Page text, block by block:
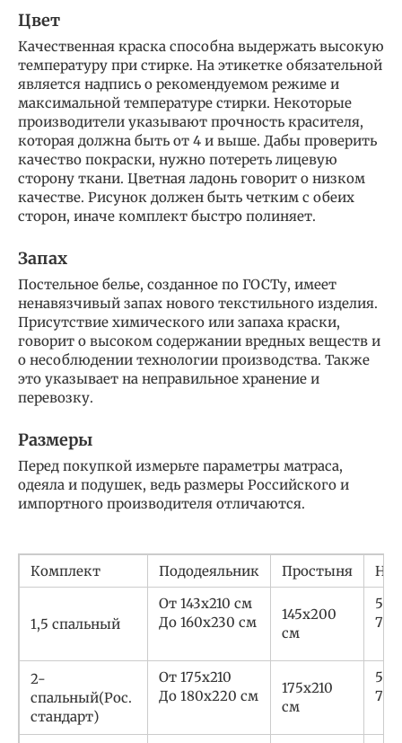
Цвет
Качественная краска способна выдержать высокую
температуру при стирке. На этикетке обязательной
является надпись о рекомендуемом режиме и
максимальной температуре стирки. Некоторые
производители указывают прочность красителя,
которая должна быть от 4 и выше. Дабы проверить
качество покраски, нужно потереть лицевую
сторону ткани. Цветная ладонь говорит о низком
качестве. Рисунок должен быть четким с обеих
сторон, иначе комплект быстро полиняет.
Запах
Постельное белье, созданное по ГОСТу, имеет
ненавязчивый запах нового текстильного изделия.
Присутствие химического или запаха краски,
говорит о высоком содержании вредных веществ и
о несоблюдении технологии производства. Также
это указывает на неправильное хранение и
перевозку.
Размеры
Перед покупкой измерьте параметры матраса,
одеяла и подушек, ведь размеры Российского и
импортного производителя отличаются.
Комплект Пододеяльник Простыня
1,5 спальный
От 143х210 см
До 160х230 см
145х200
см
2-
спальный(Рос.
стандарт)
От 175х210
До 180х220 см
175х210
см